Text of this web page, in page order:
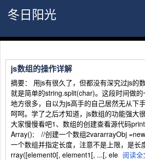
冬日阳光
js数组的操作详解
摘要： 用js有很久了，但都没有深究过js的
就是简单的string.split(char)。这段时间做
地方很多，自以为js高手的自己居然无从下
呵呵。学了之后才知道，js数组的功能强大
大家慢慢看吧1、数组的创建查看源代码
Array(); //创建一个数组2vararrayObj
一个数组并指定长度，注意不是上限，是长
rray([element0[, element1[, ...[, ele 阅读全